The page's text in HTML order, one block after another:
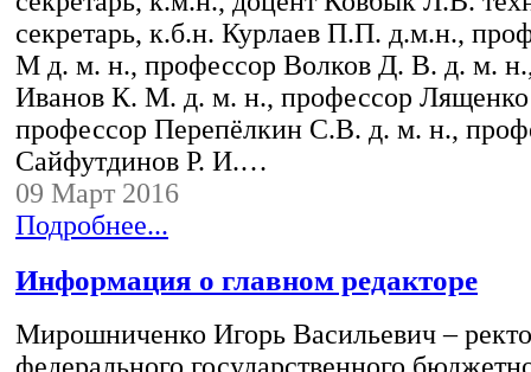
секретарь, к.б.н. Курлаев П.П. д.м.н.,
М д. м. н., профессор Волков Д. В. д. м.
Иванов К. М. д. м. н., профессор
профессор Перепёлкин С.В. д. м. н.,
Сайфутдинов Р. И.…
09 Март 2016
Подробнее...
Информация о главном редакторе
Мирошниченко Игорь Васильевич –